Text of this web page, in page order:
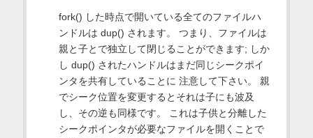
fork() した時点で開いている全てのファイルハ
ンドルは dup() されます。 つまり、ファイルは
親と子とで独立して閉じることができます; しか
し dup() されたハンドルはまだ同じシークポイ
ンタを共有していることに 注意して下さい。 親
でシーク位置を変更するとそれは子にも波及
し、その逆も同様です。 これは子供と分離した
シークポインタが必要なファイルを開くことで